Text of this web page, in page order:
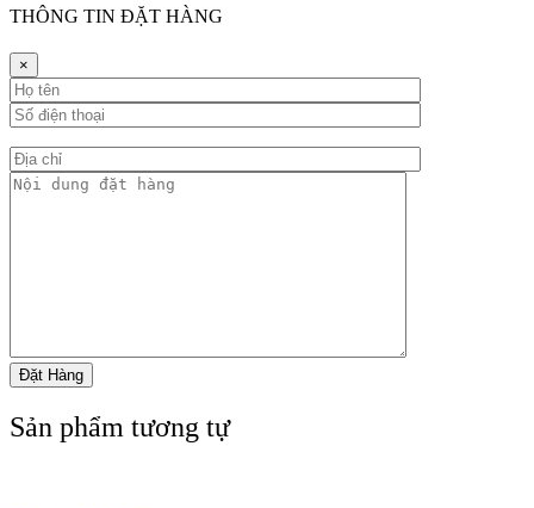
THÔNG TIN ĐẶT HÀNG
×
Sản phẩm tương tự